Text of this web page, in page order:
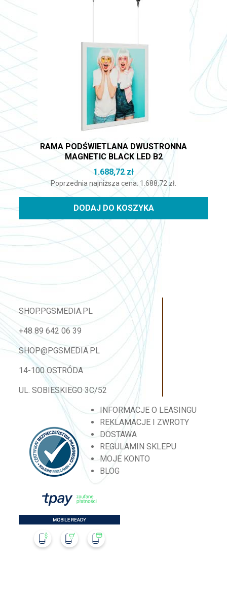
RAMA PODŚWIETLANA DWUSTRONNA
MAGNETIC BLACK LED B2
1.688,72zł
Poprzednia najniższa cena: 1.688,72 zł.
DODAJ DO KOSZYKA
SHOP.PGSMEDIA.PL
+48 89 642 06 39
SHOP@PGSMEDIA.PL
14-100 OSTRÓDA
UL. SOBIESKIEGO 3C/52
INFORMACJE O LEASINGU
REKLAMACJE I ZWROTY
DOSTAWA
REGULAMIN SKLEPU
MOJE KONTO
BLOG